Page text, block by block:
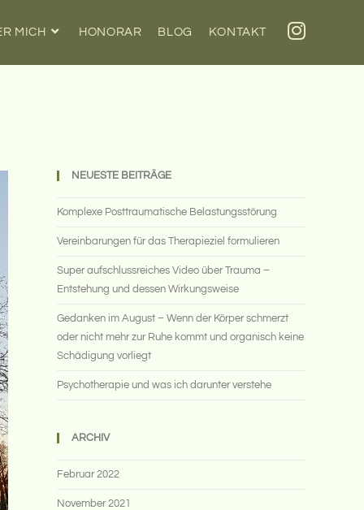
MICH HONORAR BLOG KONTAKT
NEUESTE BEITRÄGE
Komplexe Posttraumatische Belastungsstörung
Vereinbarungen für das Therapieziel formulieren
Super aufschlussreiches Video über Trauma –
Entstehung und dessen Wirkungsweise
Gedanken im August – Wenn der Körper schmerzt
oder nicht mehr zur Ruhe kommt und organisch keine
Schädigung vorliegt
Psychotherapie und was ich darunter verstehe
ARCHIV
Februar 2022
November 2021